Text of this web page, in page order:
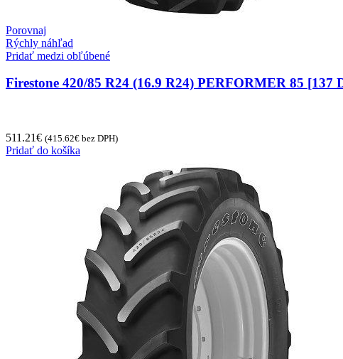
Porovnaj
Rýchly náhľad
Pridať medzi obľúbené
Firestone 420/85 R24 (16.9 R24) PERFORMER 85 [137
511.21€ (415.62€ bez DPH)
Pridať do košíka